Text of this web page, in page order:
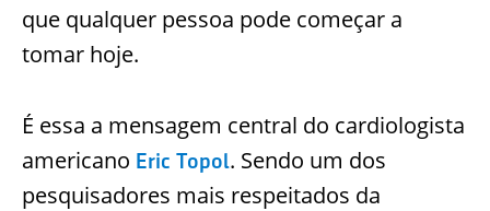
que qualquer pessoa pode começar a
tomar hoje.
É essa a mensagem central do cardiologista
americano Eric Topol. Sendo um dos
pesquisadores mais respeitados da